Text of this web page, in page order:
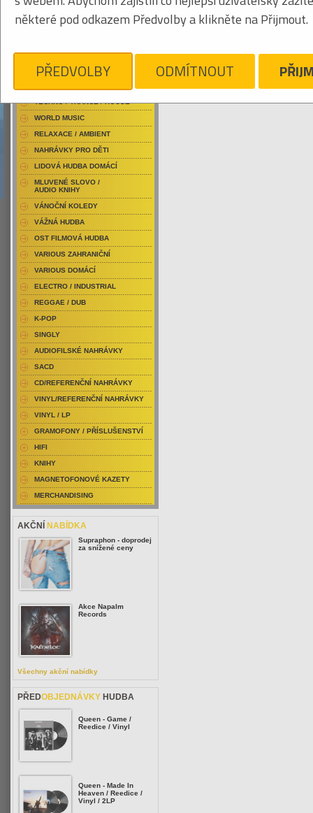
WOGGLES
Je nám líto, ale pro daný žánr/kategorii
RAP / HIP HOP DOMÁCÍ
RAP / HIP HOP ZAHRANIČNÍ
DVD / HUDBA
PUNK / HARDCORE
TECHNO / TRANCE / HOUSE
WORLD MUSIC
RELAXACE / AMBIENT
NAHRÁVKY PRO DĚTI
LIDOVÁ HUDBA DOMÁCÍ
MLUVENÉ SLOVO /
AUDIO KNIHY
VÁNOČNÍ KOLEDY
VÁŽNÁ HUDBA
OST FILMOVÁ HUDBA
VARIOUS ZAHRANIČNÍ
VARIOUS DOMÁCÍ
ELECTRO / INDUSTRIAL
REGGAE / DUB
K-POP
SINGLY
AUDIOFILSKÉ NAHRÁVKY
SACD
CD/REFERENČNÍ NAHRÁVKY
VINYL/REFERENČNÍ NAHRÁVKY
VINYL / LP
GRAMOFONY / PŘÍSLUŠENSTVÍ
HIFI
KNIHY
MAGNETOFONOVÉ KAZETY
MERCHANDISING
AKČNÍ NABÍDKA
Supraphon - doprodej
za snížené ceny
Akce Napalm
Records
Všechny akční nabídky
PŘEDOBJEDNÁVKY HUDBA
Queen - Game /
Reedice / Vinyl
Queen - Made In
Heaven / Reedice /
Vinyl / 2LP
některé pod odkazem Předvolby a klikněte na Přijmout.
PŘEDVOLBY ODMÍTNOUT